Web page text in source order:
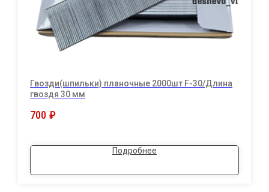
Гвозди(шпильки) планочные 2000шт F-30/Длина
гвоздя 30 мм
700 ₽
Подробнее